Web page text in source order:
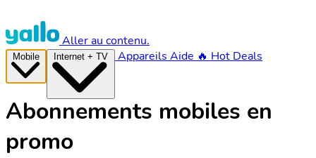
Aller au contenu.
Appareils Aide 🔥 Hot Deals
Abonnements mobiles en
promo